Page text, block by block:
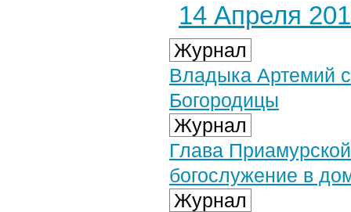
14 Апреля
Журнал
Владыка Артемий
Богородицы
Журнал
Глава
богослужение в
Журнал